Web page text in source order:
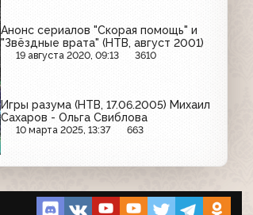
Анонс сериалов "Скорая помощь" и
"Звёздные врата" (НТВ, август 2001)
19 августа 2020, 09:13 3610
Игры разума (НТВ, 17.06.2005) Михаил
Сахаров - Ольга Свиблова
10 марта 2025, 13:37 663